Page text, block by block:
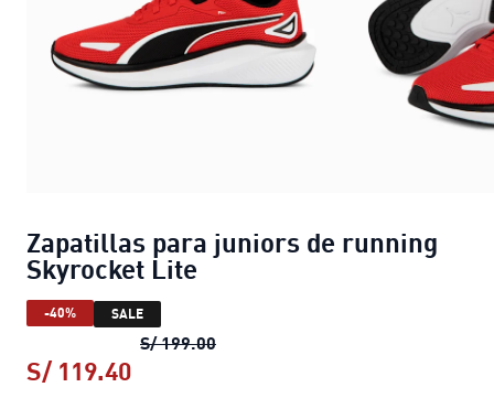
Zapatillas para juniors de running
Skyrocket Lite
-40% SALE
S/ 199.00Zapatillas para juniors de running
S/ 119.40